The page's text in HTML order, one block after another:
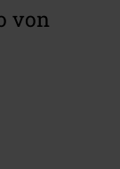
von